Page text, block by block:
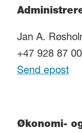
Jan A.
+47 928 87
Send epost
Økonomi-